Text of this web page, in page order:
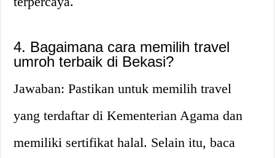
4. Bagaimana cara memilih travel
umroh terbaik di Bekasi?
Jawaban: Pastikan untuk memilih travel
yang terdaftar di Kementerian Agama dan
memiliki sertifikat halal. Selain itu, baca